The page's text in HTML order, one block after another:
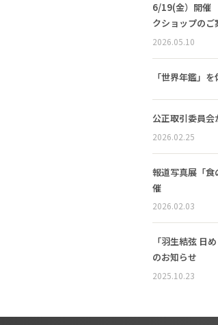
6/19(金）開催
クショップのご
2026.05.10
「世界年鑑」
公正取引委員
2026.02.25
報道写真展「
催
2026.02.03
「羽生結弦 日
のお知らせ
2025.10.23